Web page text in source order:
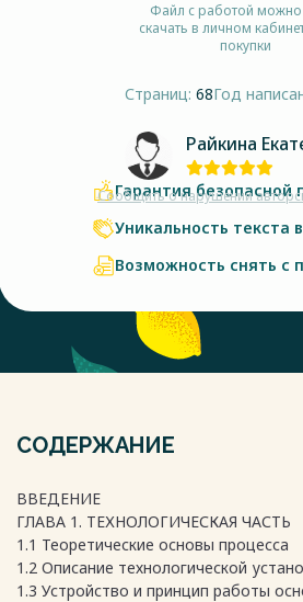
Файл с работой можно
скачать в личном
покупки
Страниц: 68Год
Райкина
Сообщить о нарушении
Гарантия безопасной
Уникальность текста
Возможность снять с
СОДЕРЖАНИЕ
ВВЕДЕНИЕ
ГЛАВА 1. ТЕХНОЛОГИЧЕСКАЯ ЧАСТЬ
1.1 Теоретические основы процесса
1.2 Описание технологической
1.3 Устройство и принцип работы